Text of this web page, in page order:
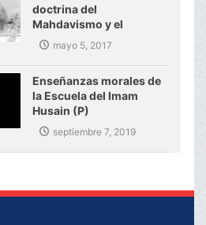
doctrina del
Mahdavismo y el
gobierno mundial del
Imam Mahdi (P)
mayo 5, 2017
Enseñanzas morales de
la Escuela del Imam
Husain (P)
septiembre 7, 2019